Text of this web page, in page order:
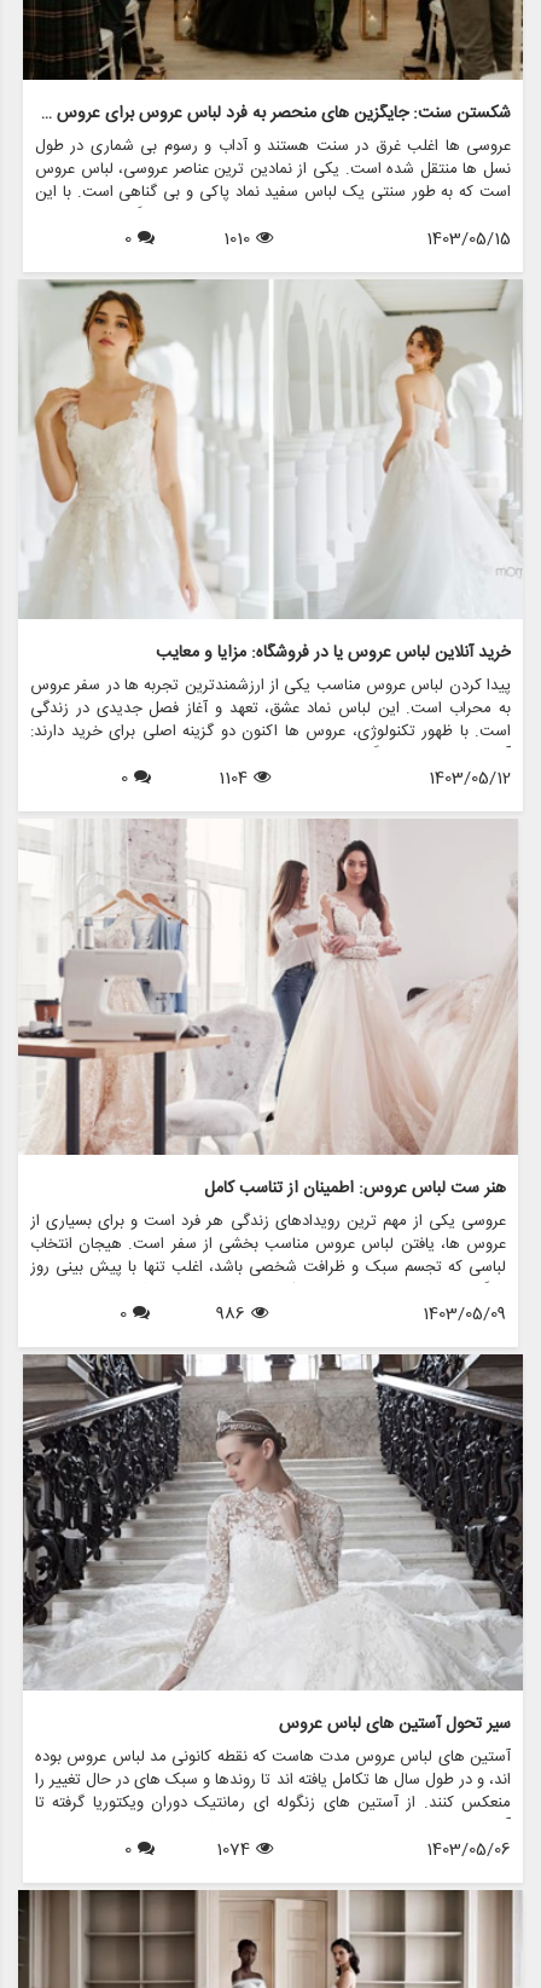
شکستن سنت: جایگزین های منحصر به فرد لباس عروس برای عروس جسور
عروسی ها اغلب غرق در سنت هستند و آداب و رسوم بی شماری در طول
نسل ها منتقل شده است. یکی از نمادین ترین عناصر عروسی، لباس عروس
است که به طور سنتی یک لباس سفید نماد پاکی و بی گناهی است. با این
حال، در سال های اخیر، بسیاری از عروس ها تصمیم گرفته اند از این
قراردادها فاصله بگیرند و جایگزین های منحصربه فردی برای لباس عروس
یک عروس جسور هستید که به دنبال بیانیه ای در روز خاص خود هستید،
این مقاله به بررسی برخی از جایگزین های هیجان انگیز برای لباس عروس
کلاسیک می پردازد و اینکه مزون چرخچی چگونه می تواند به شما در پیدا
کردن یا ایجاد ظاهری عالی کمک کند.
1403/05/15
1010
0
خرید آنلاین لباس عروس یا در فروشگاه: مزایا و معایب
پیدا کردن لباس عروس مناسب یکی از ارزشمندترین تجربه ها در سفر عروس
به محراب است. این لباس نماد عشق، تعهد و آغاز فصل جدیدی در زندگی
است. با ظهور تکنولوژی، عروس ها اکنون دو گزینه اصلی برای خرید دارند:
آنلاین یا درون فروشگاهی. هر روشی مزایا و معایب خاص خود را دارد، که
باعث می شود عروس ها به دقت انتخاب های خود را بسنجید. در این مقاله،
و چگونگی مزون چرخچی - فروشگاه همه کاره ای که اجاره لباس عروس،
فروش، خدمات طراحی و دوخت، لوازم جانبی عروس و تمام اقلام مرتبط با
عروس — می تواند تجربه شما را بدون توجه به ترجیح خرید شما افزایش
دهد.
1403/05/12
1104
0
هنر ست لباس عروس: اطمینان از تناسب کامل
عروسی یکی از مهم ترین رویدادهای زندگی هر فرد است و برای بسیاری از
عروس ها، یافتن لباس عروس مناسب بخشی از سفر است. هیجان انتخاب
لباسی که تجسم سبک و ظرافت شخصی باشد، اغلب تنها با پیش بینی روز
بزرگ مطابقت دارد. با این حال، یکی از جنبه های حیاتی که می تواند تجربه
عروسی را ایجاد کند یا از بین ببرد، فرآیند تناسب است. هنر یراق آلات لباس
و اعتماد به نفس عروس را در روز خاص خود افزایش می دهد.
1403/05/09
986
0
سیر تحول آستین های لباس عروس
آستین های لباس عروس مدت هاست که نقطه کانونی مد لباس عروس بوده
اند، و در طول سال ها تکامل یافته اند تا روندها و سبک های در حال تغییر را
منعکس کنند. از آستین های زنگوله ای رمانتیک دوران ویکتوریا گرفته تا
آستین های زیبای اسقف امروزی، هر طرحی جذابیت و شخصیت منحصر به
فرد خود را دارد. در این مقاله، به بررسی تحولات شگفت انگیز آستین های
پیشرو عروس، چگونه این عناصر جاودانه را در مجموعه نفیس لباس عروس
1403/05/06
1074
0